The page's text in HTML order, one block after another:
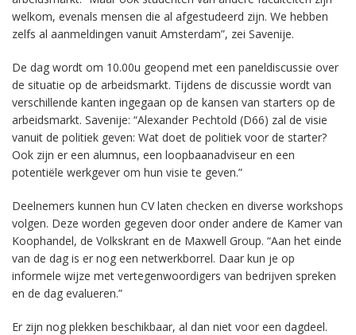
welkom, evenals mensen die al afgestudeerd zijn. We hebben
zelfs al aanmeldingen vanuit Amsterdam”, zei Savenije.
De dag wordt om 10.00u geopend met een paneldiscussie over
de situatie op de arbeidsmarkt. Tijdens de discussie wordt van
verschillende kanten ingegaan op de kansen van starters op de
arbeidsmarkt. Savenije: “Alexander Pechtold (D66) zal de visie
vanuit de politiek geven: Wat doet de politiek voor de starter?
Ook zijn er een alumnus, een loopbaanadviseur en een
potentiële werkgever om hun visie te geven.”
Deelnemers kunnen hun CV laten checken en diverse workshops
volgen. Deze worden gegeven door onder andere de Kamer van
Koophandel, de Volkskrant en de Maxwell Group. “Aan het einde
van de dag is er nog een netwerkborrel. Daar kun je op
informele wijze met vertegenwoordigers van bedrijven spreken
en de dag evalueren.”
Er zijn nog plekken beschikbaar, al dan niet voor een dagdeel.